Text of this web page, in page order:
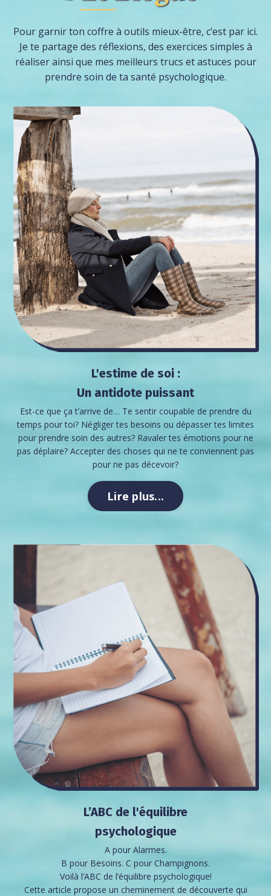
Pour garnir ton coffre à outils mieux-être, c’est par ici.
Je te partage des réflexions, des exercices simples à
réaliser ainsi que mes meilleurs trucs et astuces pour
prendre soin de ta santé psychologique.
L'estime de soi :
Un antidote puissant
Est-ce que ça t’arrive de… Te sentir coupable de prendre du
temps pour toi? Négliger tes besoins ou dépasser tes limites
pour prendre soin des autres? Ravaler tes émotions pour ne
pas déplaire? Accepter des choses qui ne te conviennent pas
pour ne pas décevoir?
Lire plus...
L’ABC de l'équilibre
psychologique
A pour Alarmes.
B pour Besoins. C pour Champignons.
Voilà l’ABC de l’équilibre psychologique!
Cette article propose un cheminement de découverte qui